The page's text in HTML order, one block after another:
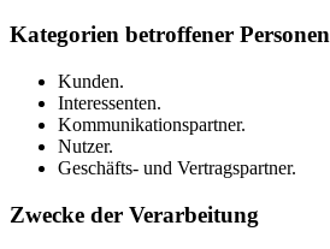
Kategorien betroffener Personen
Kunden.
Interessenten.
Kommunikationspartner.
Nutzer.
Geschäfts- und Vertragspartner.
Zwecke der Verarbeitung